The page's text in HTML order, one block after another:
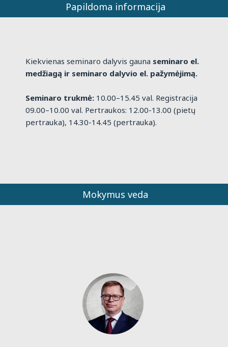
Papildoma informacija
Kiekvienas seminaro dalyvis gauna seminaro el.
medžiagą ir seminaro dalyvio el. pažymėjimą.
Seminaro trukmė: 10.00–15.45 val. Registracija
09.00–10.00 val. Pertraukos: 12.00-13.00 (pietų
pertrauka), 14.30-14.45 (pertrauka).
Mokymus veda